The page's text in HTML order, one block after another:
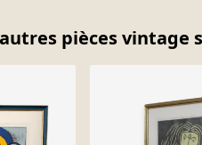
pièces vintage